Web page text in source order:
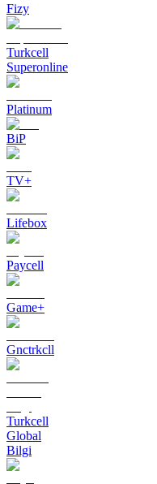
Fizy
Turkcell
Superonline
Platinum
BiP
TV+
Lifebox
Paycell
Game+
Gnctrkcll
Turkcell
Global
Bilgi